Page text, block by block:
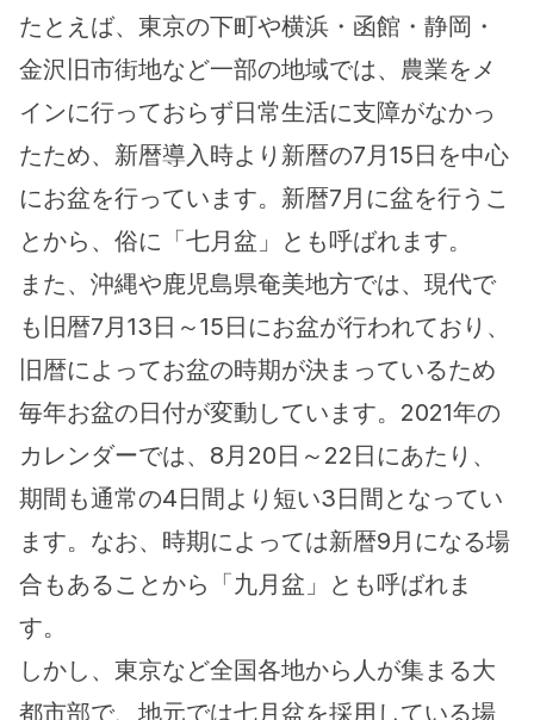
たとえば、東京の下町や横浜・函館・静岡・
金沢旧市街地など一部の地域では、農業をメ
インに行っておらず日常生活に支障がなかっ
たため、新暦導入時より新暦の7月15日を中心
にお盆を行っています。新暦7月に盆を行うこ
とから、俗に「七月盆」とも呼ばれます。
また、沖縄や鹿児島県奄美地方では、現代で
も旧暦7月13日～15日にお盆が行われており、
旧暦によってお盆の時期が決まっているため
毎年お盆の日付が変動しています。2021年の
カレンダーでは、8月20日～22日にあたり、
期間も通常の4日間より短い3日間となってい
ます。なお、時期によっては新暦9月になる場
合もあることから「九月盆」とも呼ばれま
す。
しかし、東京など全国各地から人が集まる大
都市部で、地元では七月盆を採用している場